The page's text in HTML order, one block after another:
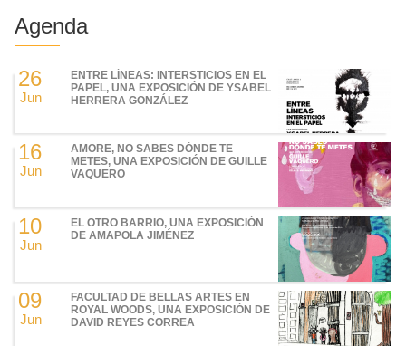
Agenda
26
Jun
ENTRE LÍNEAS: INTERSTICIOS EN EL
PAPEL, UNA EXPOSICIÓN DE YSABEL
HERRERA GONZÁLEZ
16
Jun
AMORE, NO SABES DÓNDE TE
METES, UNA EXPOSICIÓN DE GUILLE
VAQUERO
10
Jun
EL OTRO BARRIO, UNA EXPOSICIÓN
DE AMAPOLA JIMÉNEZ
09
Jun
FACULTAD DE BELLAS ARTES EN
ROYAL WOODS, UNA EXPOSICIÓN DE
DAVID REYES CORREA